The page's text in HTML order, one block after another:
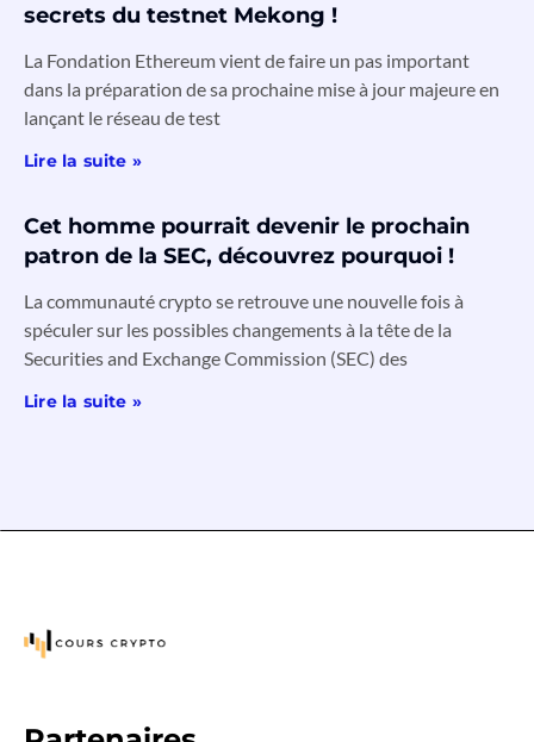
secrets du testnet Mekong !
La Fondation Ethereum vient de faire un pas important
dans la préparation de sa prochaine mise à jour majeure en
lançant le réseau de test
Lire la suite »
Cet homme pourrait devenir le prochain
patron de la SEC, découvrez pourquoi !
La communauté crypto se retrouve une nouvelle fois à
spéculer sur les possibles changements à la tête de la
Securities and Exchange Commission (SEC) des
Lire la suite »